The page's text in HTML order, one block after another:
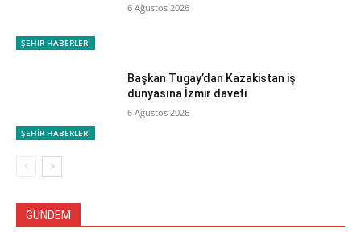
ŞEHİR HABERLERİ
6 Ağustos 2026
ŞEHİR HABERLERİ
Başkan Tugay’dan Kazakistan iş
dünyasına İzmir daveti
6 Ağustos 2026
GÜNDEM